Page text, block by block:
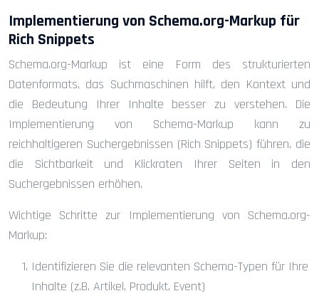
Implementierung von Schema.org-Markup für
Rich Snippets
Schema.org-Markup ist eine Form des strukturierten
Datenformats, das Suchmaschinen hilft, den Kontext und
die Bedeutung Ihrer Inhalte besser zu verstehen. Die
Implementierung von Schema-Markup kann zu
reichhaltigeren Suchergebnissen (Rich Snippets) führen, die
die Sichtbarkeit und Klickraten Ihrer Seiten in den
Suchergebnissen erhöhen.
Wichtige Schritte zur Implementierung von Schema.org-
Markup:
Identifizieren Sie die relevanten Schema-Typen für Ihre
Inhalte (z.B. Artikel, Produkt, Event)